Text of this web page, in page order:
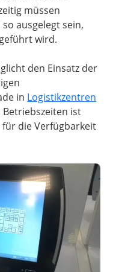
müssen
ausgelegt sein,
wird.
den Einsatz der
in Logistikzentren
ist
die Verfügbarkeit